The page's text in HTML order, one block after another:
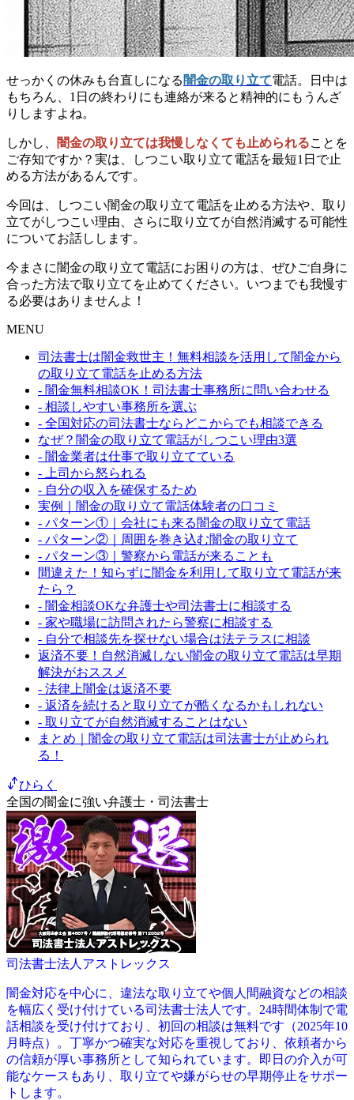
せっかくの休みも台直しになる 闇金の取り立て電話。日中は
もちろん、1日の終わりにも連絡が来ると精神的にもうんざ
りしますよね。
しかし、 闇金の取り立ては我慢しなくても止められることを
ご存知ですか？実は、しつこい取り立て電話を最短1日で止
める方法があるんです。
今回は、
しつこい闇金の取り立て電話を止める方法や、取り
立てがしつこい理由、さらに取り立てが自然消滅する可能性
についてお話しします。
今まさに闇金の取り立て電話にお困りの方は、ぜひご自身に
合った方法で取り立てを止めてください。いつまでも我慢す
る必要はありませんよ！
MENU
司法書士は闇金救世主！無料相談を活用して闇金から
の取り立て電話を止める方法
- 闇金無料相談OK！司法書士事務所に問い合わせる
- 相談しやすい事務所を選ぶ
- 全国対応の司法書士ならどこからでも相談できる
なぜ？闇金の取り立て電話がしつこい理由3選
- 闇金業者は仕事で取り立てている
- 上司から怒られる
- 自分の収入を確保するため
実例｜闇金の取り立て電話体験者の口コミ
- パターン①｜会社にも来る闇金の取り立て電話
- パターン②｜周囲を巻き込む闇金の取り立て
- パターン③｜警察から電話が来ることも
間違えた！知らずに闇金を利用して取り立て電話が来
たら？
- 闇金相談OKな弁護士や司法書士に相談する
- 家や職場に訪問されたら警察に相談する
- 自分で相談先を探せない場合は法テラスに相談
返済不要！自然消滅しない闇金の取り立て電話は早期
解決がおススメ
- 法律上闇金は返済不要
- 返済を続けると取り立てが酷くなるかもしれない
- 取り立てが自然消滅することはない
まとめ｜闇金の取り立て電話は司法書士が止められ
る！
ひらく
全国の闇金に強い弁護士・司法書士
司法書士法人アストレックス
闇金対応を中心に、違法な取り立てや個人間融資などの相談
を幅広く受け付けている司法書士法人です。24時間体制で電
話相談を受け付けており、初回の相談は無料です（2025年10
月時点）。丁寧かつ確実な対応を重視しており、依頼者から
の信頼が厚い事務所として知られています。即日の介入が可
能なケースもあり、取り立てや嫌がらせの早期停止をサポー
トします。